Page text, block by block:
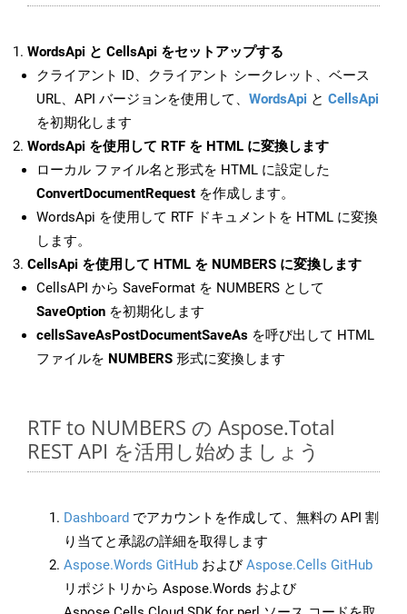
WordsApi と CellsApi をセットアップする
クライアント ID、クライアント シークレット、ベース
URL、API バージョンを使用して、 WordsApi と CellsApi
を初期化します
WordsApi を使用して RTF を HTML に変換します
ローカル ファイル名と形式を HTML に設定した
ConvertDocumentRequest を作成します。
WordsApi を使用して RTF ドキュメントを HTML に変換
します。
CellsApi を使用して HTML を NUMBERS に変換します
CellsAPI から SaveFormat を NUMBERS として
SaveOption を初期化します
cellsSaveAsPostDocumentSaveAs を呼び出して HTML
ファイルを NUMBERS 形式に変換します
RTF to NUMBERS の Aspose.Total
REST API を活用し始めましょう
Dashboard でアカウントを作成して、無料の API 割
り当てと承認の詳細を取得します
Aspose.Words GitHub およびAspose.Cells GitHub
リポジトリから Aspose.Words および